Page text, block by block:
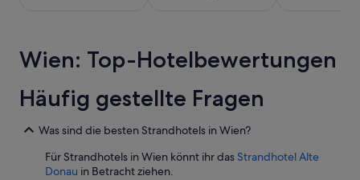
s
a
b
e
2 Erwachsenen
gefunden
Preise
Verfügbarkeiten
ändern.
Wien: Top-Hotelbewertungen
Häufig gestellte Fragen
Was sind die besten Strandhotels in Wien?
Für Strandhotels in Wien könnt ihr dasStrandhotel Alte
Donau in Betracht ziehen.